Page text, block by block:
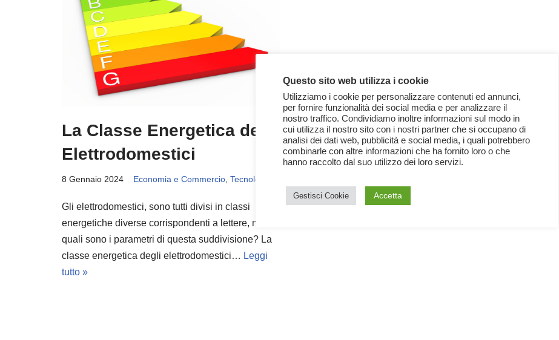
La Classe Energetica degli
Elettrodomestici
8 Gennaio 2024 Economia e Commercio Tecnologia
Gli elettrodomestici, sono tutti divisi in classi
energetiche diverse corrispondenti a lettere, ma
quali sono i parametri di questa suddivisione? La
classe energetica degli elettrodomestici… Leggi
tutto »
Questo sito web utilizza i cookie
Utilizziamo i cookie per personalizzare contenuti ed annunci,
per fornire funzionalità dei social media e per analizzare il
nostro traffico. Condividiamo inoltre informazioni sul modo in
cui utilizza il nostro sito con i nostri partner che si occupano di
analisi dei dati web, pubblicità e social media, i quali potrebbero
combinarle con altre informazioni che ha fornito loro o che
hanno raccolto dal suo utilizzo dei loro servizi.
Gestisci Cookie Accetta